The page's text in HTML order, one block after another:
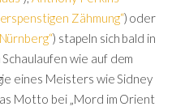
Zähmung“) oder
) stapeln sich bald in
wie auf dem
eines Meisters wie Sidney
Motto bei „Mord im Orient